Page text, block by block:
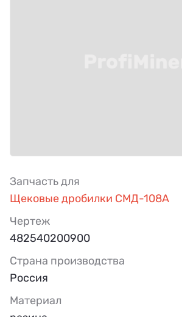
Запчасть для
Щековые дробилки СМД-108А
Чертеж
482540200900
Страна производства
Россия
Материал